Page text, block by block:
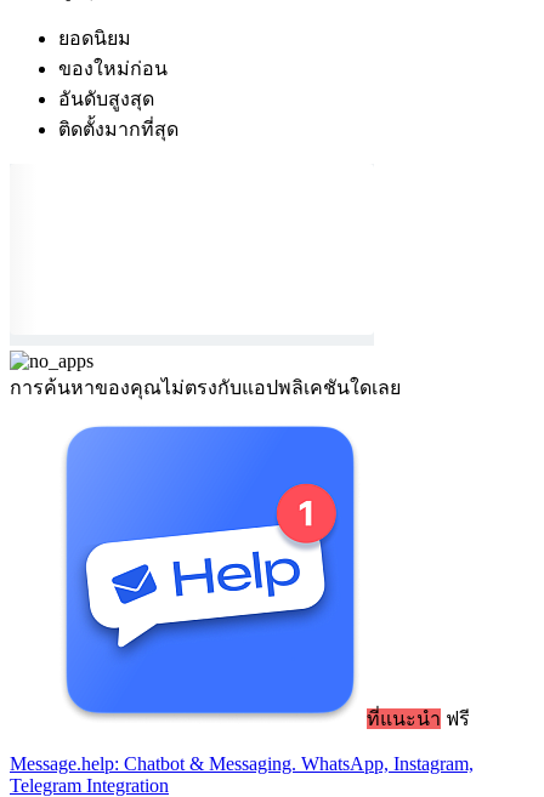
ยอดนิยม
ของใหม่ก่อน
อันดับสูงสุด
ติดตั้งมากที่สุด
การค้นหาของคุณไม่ตรงกับแอปพลิเคชันใดเลย
ที่แนะนำ ฟรี
Message.help: Chatbot & Messaging. WhatsApp, Instagram,
Telegram Integration